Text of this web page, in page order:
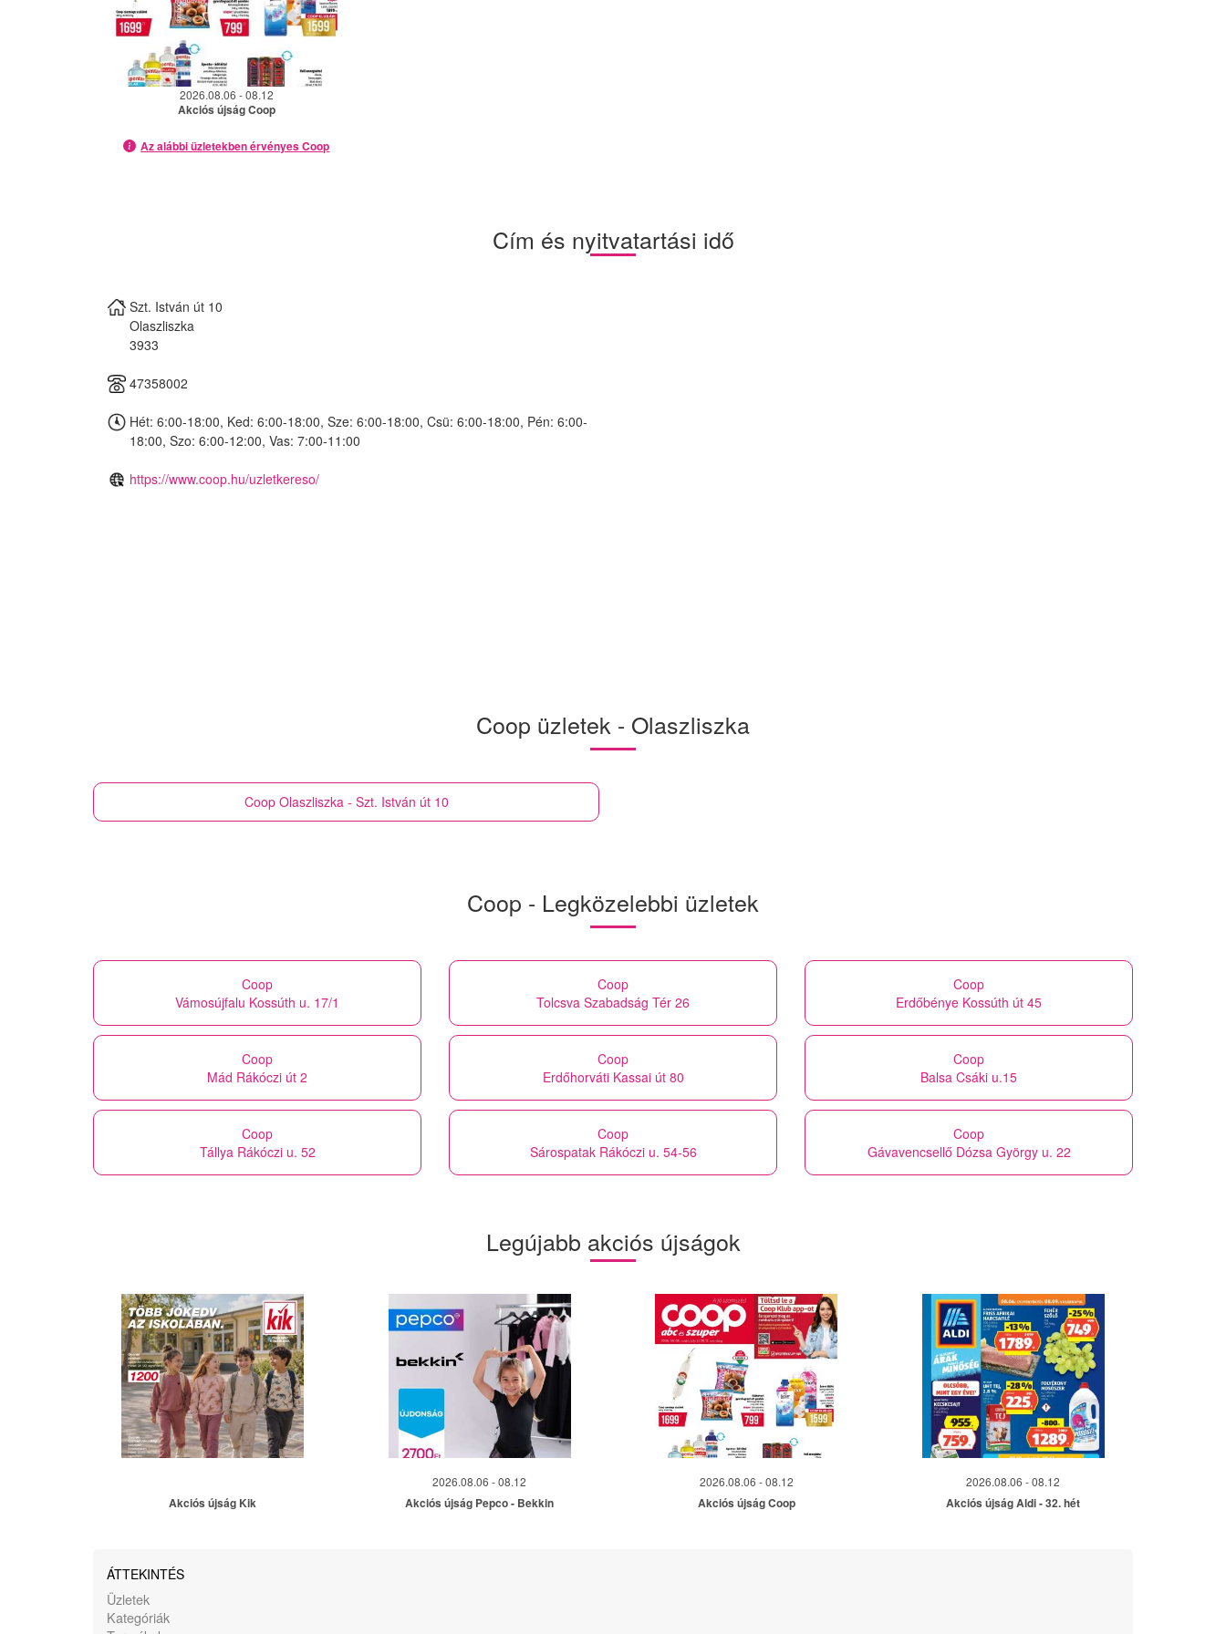
2026.08.06 - 08.12
Akciós újság Coop
Az alábbi üzletekben érvényes Coop
Cím és nyitvatartási idő
Szt. István út 10
Olaszliszka
3933
47358002
Hét: 6:00-18:00, Ked: 6:00-18:00, Sze: 6:00-18:00, Csü: 6:00-18:00, Pén: 6:00-
18:00, Szo: 6:00-12:00, Vas: 7:00-11:00
https://www.coop.hu/uzletkereso/
Coop üzletek - Olaszliszka
Coop Olaszliszka - Szt. István út 10
Coop - Legközelebbi üzletek
Coop
Vámosújfalu Kossúth u. 17/1
Coop
Tolcsva Szabadság Tér 26
Coop
Erdőbénye Kossúth út 45
Coop
Mád Rákóczi út 2
Coop
Erdőhorváti Kassai út 80
Coop
Balsa Csáki u.15
Coop
Tállya Rákóczi u. 52
Coop
Sárospatak Rákóczi u. 54-56
Coop
Gávavencsellő Dózsa György u. 22
Legújabb akciós újságok
Akciós újság Kik
2026.08.06 - 08.12
Akciós újság Pepco - Bekkin
2026.08.06 - 08.12
Akciós újság Coop
2026.08.06 - 08.12
Akciós újság Aldi - 32. hét
ÁTTEKINTÉS
Üzletek
Kategóriák